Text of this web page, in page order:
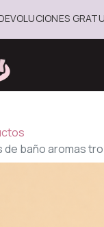
de baño aromas